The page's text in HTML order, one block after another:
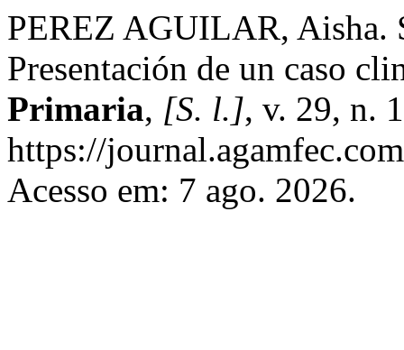
PEREZ AGUILAR, Aisha.
Presentación de un caso
Primaria, [S. l.], v. 29, n.
https://
Acesso em: 7 ago. 2026.